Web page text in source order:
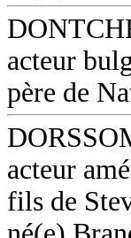
acteur
père de
acteur
fils de